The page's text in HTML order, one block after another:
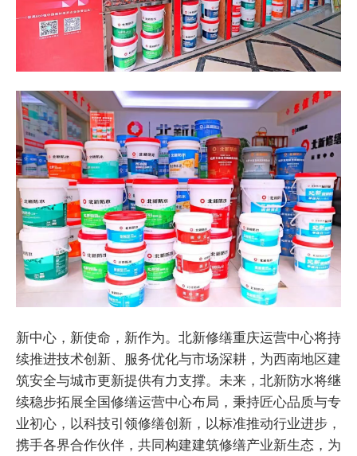
新中心，新使命，新作为。北新修缮重庆运营中心将持
续推进技术创新、服务优化与市场深耕，为西南地区建
筑安全与城市更新提供有力支撑。未来，北新防水将继
续稳步拓展全国修缮运营中心布局，秉持匠心品质与专
业初心，以科技引领修缮创新，以标准推动行业进步，
携手各界合作伙伴，共同构建建筑修缮产业新生态，为